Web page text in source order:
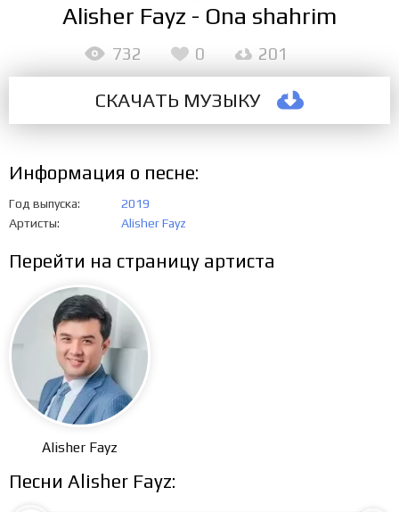
Alisher Fayz - Ona shahrim
СКАЧАТЬ МУЗЫКУ
732 0 201
Информация о песне:
Год выпуска
2019
Артисты
Alisher Fayz
Перейти на страницу артиста
Alisher Fayz
Песни Alisher Fayz: